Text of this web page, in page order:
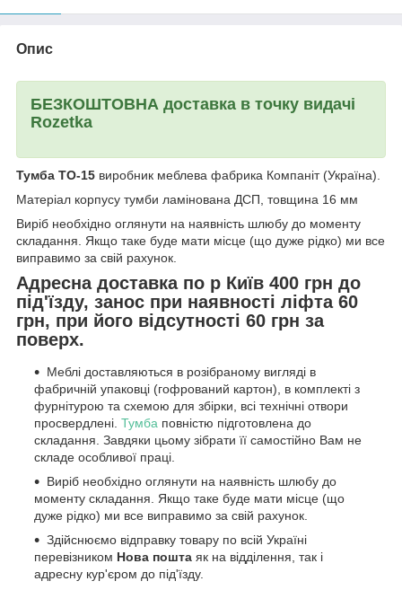
Опис
БЕЗКОШТОВНА доставка в точку видачі
Rozetka
Тумба ТО-15 виробник меблева фабрика Компаніт (Україна).
Матеріал корпусу тумби ламінована ДСП, товщина 16 мм
Виріб необхідно оглянути на наявність шлюбу до моменту
складання. Якщо таке буде мати місце (що дуже рідко) ми все
виправимо за свій рахунок.
Адресна доставка по р Київ 400 грн до
під'їзду, занос при наявності ліфта 60
грн, при його відсутності 60 грн за
поверх.
Меблі доставляються в розібраному вигляді в
фабричній упаковці (гофрований картон), в комплекті з
фурнітурою та схемою для збірки, всі технічні отвори
просвердлені. Тумба повністю підготовлена до
складання. Завдяки цьому зібрати її самостійно Вам не
складе особливої праці.
Виріб необхідно оглянути на наявність шлюбу до
моменту складання. Якщо таке буде мати місце (що
дуже рідко) ми все виправимо за свій рахунок.
Здійснюємо відправку товару по всій Україні
перевізником Нова пошта як на відділення, так і
адресну кур'єром до під'їзду.